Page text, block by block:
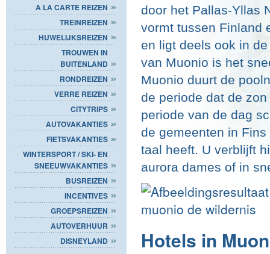
A LA CARTE REIZEN
TREINREIZEN
HUWELIJKSREIZEN
TROUWEN IN
BUITENLAND
RONDREIZEN
VERRE REIZEN
CITYTRIPS
AUTOVAKANTIES
FIETSVAKANTIES
WINTERSPORT / SKI- EN
SNEEUWVAKANTIES
BUSREIZEN
INCENTIVES
GROEPSREIZEN
AUTOVERHUUR
DISNEYLAND
door het Pallas-Yllas
vormt tussen Finland
en ligt deels ook in
van Muonio is het
Muonio duurt de
de periode dat de
periode van de dag
de gemeenten in
taal heeft. U verblijft
aurora dames of in
Hotels in